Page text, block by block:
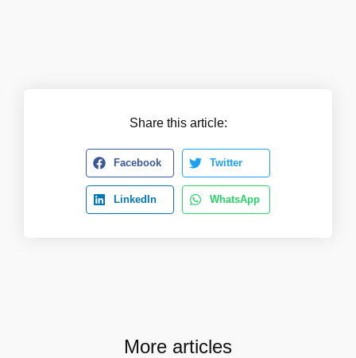
Share this article:
Facebook Twitter
LinkedIn WhatsApp
More articles